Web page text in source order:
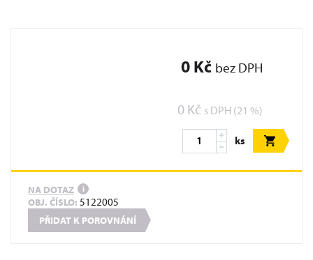
0 Kč bez DPH
0 Kč s DPH (21 %)
ks
NA DOTAZ i
OBJ. ČÍSLO: 5122005
PŘIDAT K POROVNÁNÍ